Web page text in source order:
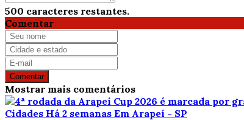
500 caracteres restantes.
Comentar
Comentar
Mostrar mais comentários
Cidades Há 2 semanas Em Arapeí - SP